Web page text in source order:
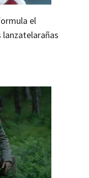
el
lanzatelarañas